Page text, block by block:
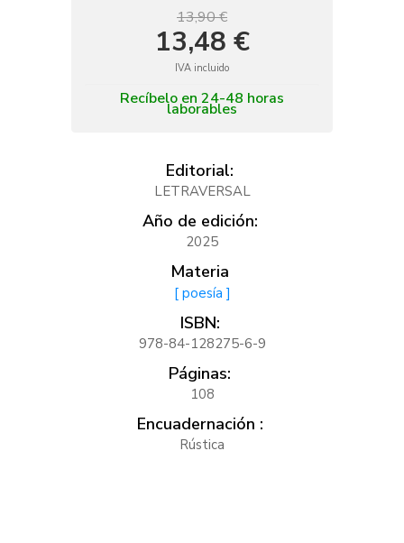
13,90 €
13,48 €
IVA incluido
Recíbelo en 24-48 horas
laborables
Editorial:
LETRAVERSAL
Año de edición:
2025
Materia
[ poesía ]
ISBN:
978-84-128275-6-9
Páginas:
108
Encuadernación :
Rústica